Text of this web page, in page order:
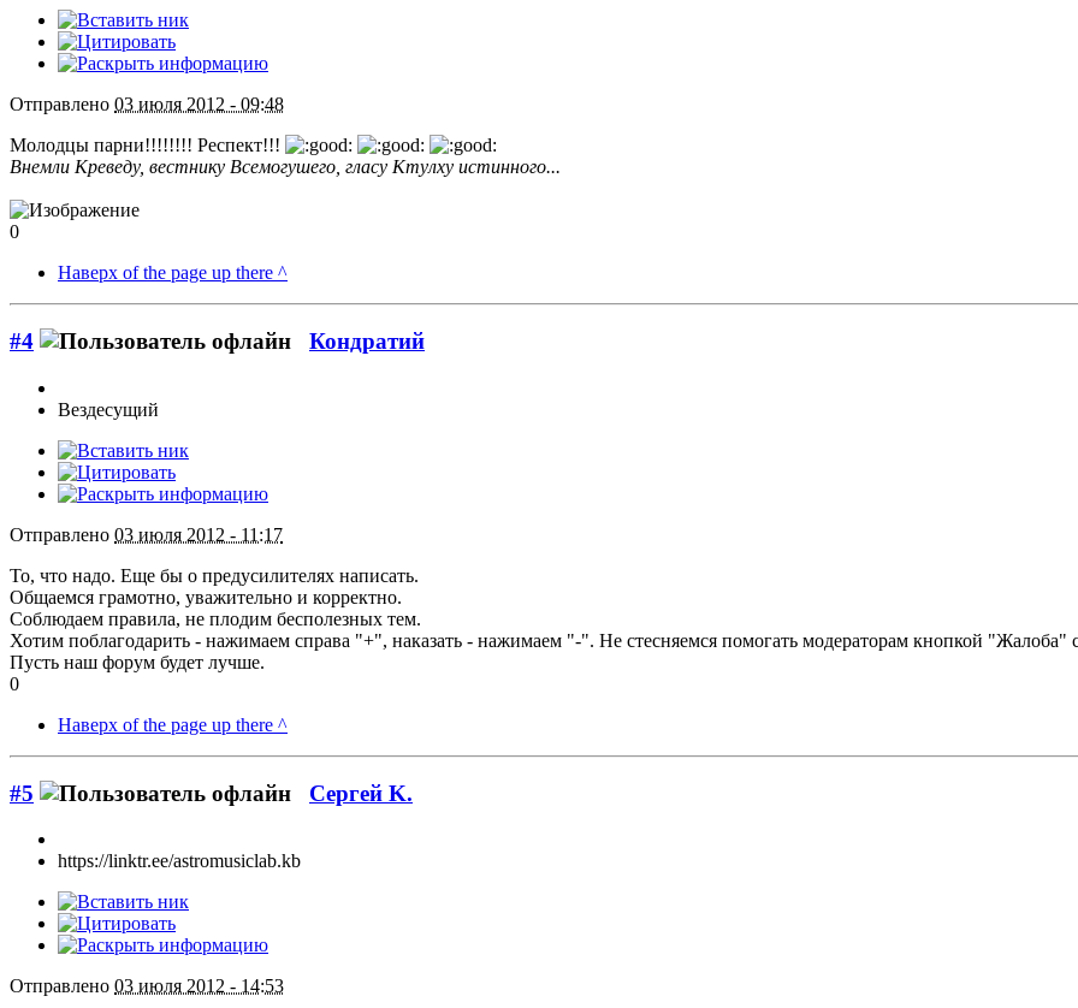
Отправлено 03 июля 2012 - 09:48
Молодцы парни!!!!!!!! Респект!!!
Внемли Креведу, вестнику Всемогушего, гласу Ктулху истинного...
0
Наверх of the page up there ^
#4 Кондратий
Вездесущий
Отправлено 03 июля 2012 - 11:17
То, что надо. Еще бы о предусилителях написать.
Общаемся грамотно, уважительно и корректно.
Соблюдаем правила, не плодим бесполезных тем.
Хотим поблагодарить - нажимаем справа "+", наказать - нажимаем "-". Не стесняемся помогать модераторам кнопкой "Жалоба"
Пусть наш форум будет лучше.
0
Наверх of the page up there ^
#5 Сергей K.
https://linktr.ee/astromusiclab.kb
Отправлено 03 июля 2012 - 14:53